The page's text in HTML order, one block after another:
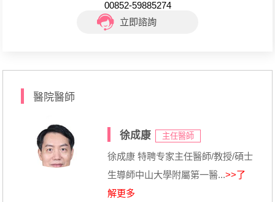
00852-59885274
立即諮詢
醫院醫師
徐成康 主任醫師
徐成康 特聘专家主任醫師/教授/碩士
生導師中山大學附屬第一醫...>>了
解更多